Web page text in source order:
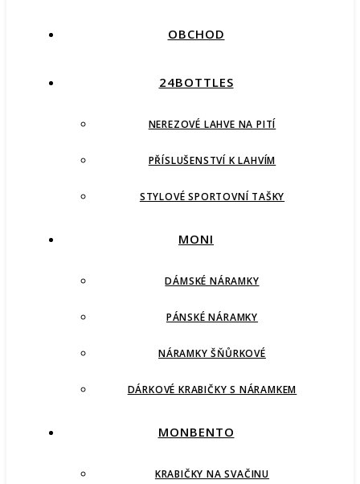
OBCHOD
24BOTTLES
NEREZOVÉ LAHVE NA PITÍ
PŘÍSLUŠENSTVÍ K LAHVÍM
STYLOVÉ SPORTOVNÍ TAŠKY
MONI
DÁMSKÉ NÁRAMKY
PÁNSKÉ NÁRAMKY
NÁRAMKY ŠŇŮRKOVÉ
DÁRKOVÉ KRABIČKY S NÁRAMKEM
MONBENTO
KRABIČKY NA SVAČINU